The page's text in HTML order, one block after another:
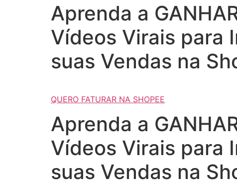
Aprenda a
Vídeos Virais para
suas Vendas na
QUERO FATURAR NA SHOPEE
Aprenda a
Vídeos Virais para
suas Vendas na